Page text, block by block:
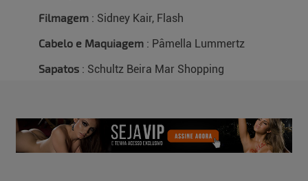
Filmagem : Sidney Kair, Flash
Cabelo e Maquiagem : Pâmella Lummertz
Sapatos : Schultz Beira Mar Shopping